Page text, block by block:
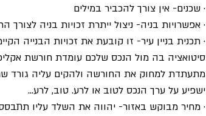
· שכנים- אין צורך להכביר במילים
· אפשרויות בניה- ניצול ייתרת זכויות בניה
· תכנית בניין עיר- זו קובעת את זכויות הבנייה
סיטואציה בה מול הנכס שלכם עומדת חורשת
מתעתדת למחוק את החורשה ולהקים עליה גורד
ישפיע על ערך הנכס לטוב או לרע. טוב, לרע...
· מחיר מבוקש באזור- יהווה את השלד עליו